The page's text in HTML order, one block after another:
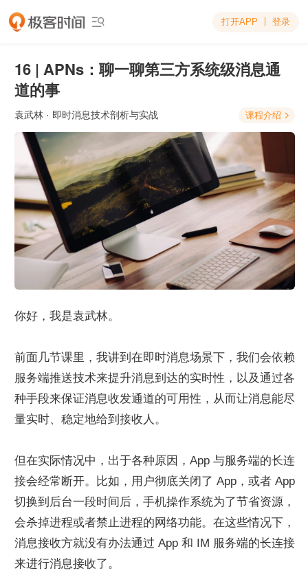
 打开APP 登录
16 | APNs：聊一聊第三方系统级消息通
道的事
袁武林 · 即时消息技术剖析与实战 课程介绍 
你好，我是袁武林。
前面几节课里，我讲到在即时消息场景下，我们会依赖
服务端推送技术来提升消息到达的实时性，以及通过各
种手段来保证消息收发通道的可用性，从而让消息能尽
量实时、稳定地给到接收人。
但在实际情况中，出于各种原因，App 与服务端的长连
接会经常断开。比如，用户彻底关闭了 App，或者 App
切换到后台一段时间后，手机操作系统为了节省资源，
会杀掉进程或者禁止进程的网络功能。在这些情况下，
消息接收方就没有办法通过 App 和 IM 服务端的长连接
来进行消息接收了。